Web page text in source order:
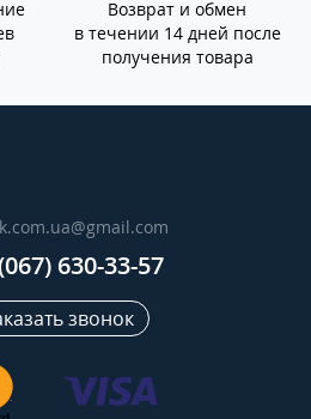
Возврат и обмен
в течении 14 дней после
получения товара
630-33-57
звонок